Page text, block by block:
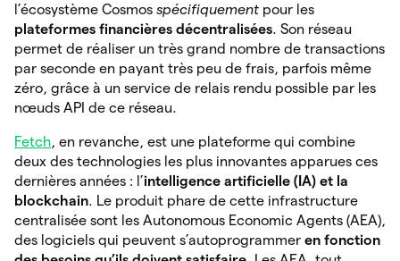
l’écosystème Cosmos spécifiquement pour les
plateformes financières décentralisées. Son réseau
permet de réaliser un très grand nombre de transactions
par seconde en payant très peu de frais, parfois même
zéro, grâce à un service de relais rendu possible par les
nœuds API de ce réseau.
Fetch, en revanche, est une plateforme qui combine
deux des technologies les plus innovantes apparues ces
dernières années : l’intelligence artificielle (IA) et la
blockchain. Le produit phare de cette infrastructure
centralisée sont les Autonomous Economic Agents (AEA),
des logiciels qui peuvent s’autoprogrammer en fonction